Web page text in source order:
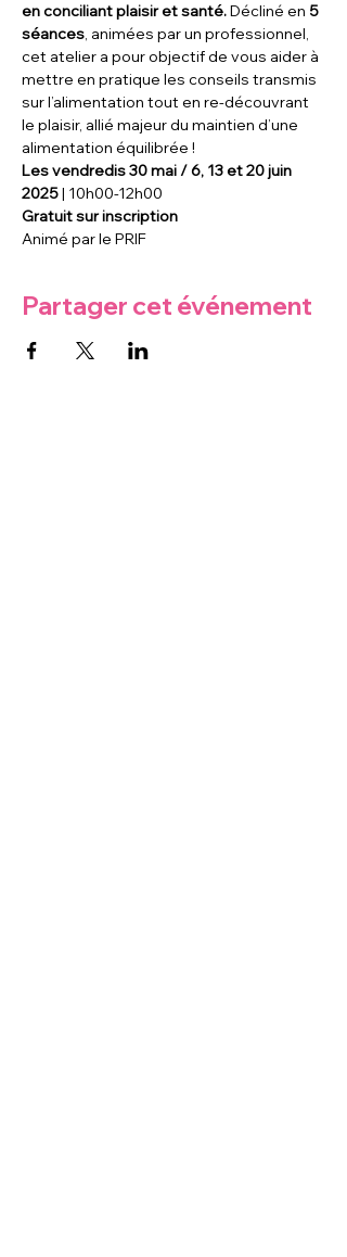
en conciliant plaisir et santé. Décliné en 5
séances, animées par un professionnel,
cet atelier a pour objectif de vous aider à
mettre en pratique les conseils transmis
sur l’alimentation tout en re-découvrant
le plaisir, allié majeur du maintien d’une
alimentation équilibrée !
Les vendredis 30 mai / 6, 13 et 20 juin
2025 | 10h00-12h00
Gratuit sur inscription
Animé par le PRIF
Partager cet événement